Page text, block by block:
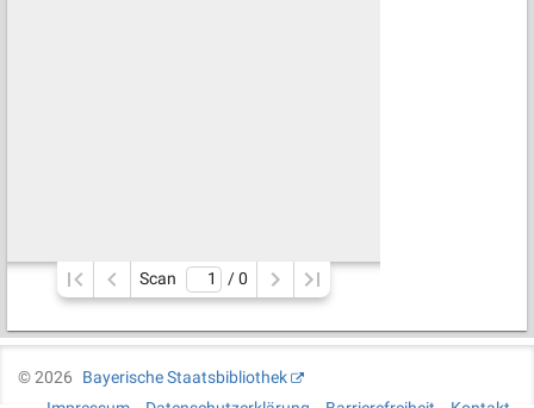
Scan / 0
©2026
Bayerische Staatsbibliothek